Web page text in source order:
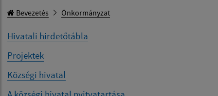
Bevezetés Önkormányzat
Hivatali hirdetőtábla
Projektek
Községi hivatal